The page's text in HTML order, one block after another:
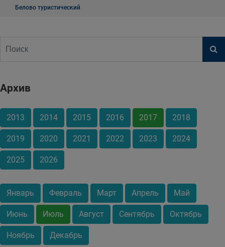
Белово туристический
Архив
2013 2014 2015 2016 2017 2018
2019 2020 2021 2022 2023 2024
2025 2026
Январь Февраль Март Апрель Май
Июнь Июль Август Сентябрь Октябрь
Ноябрь Декабрь